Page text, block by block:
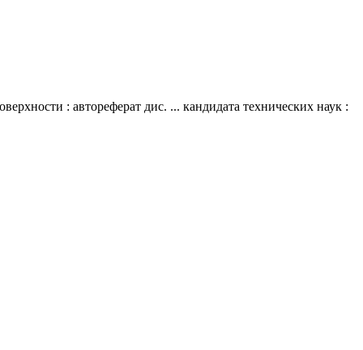
: автореферат дис. ... кандидата технических наук :